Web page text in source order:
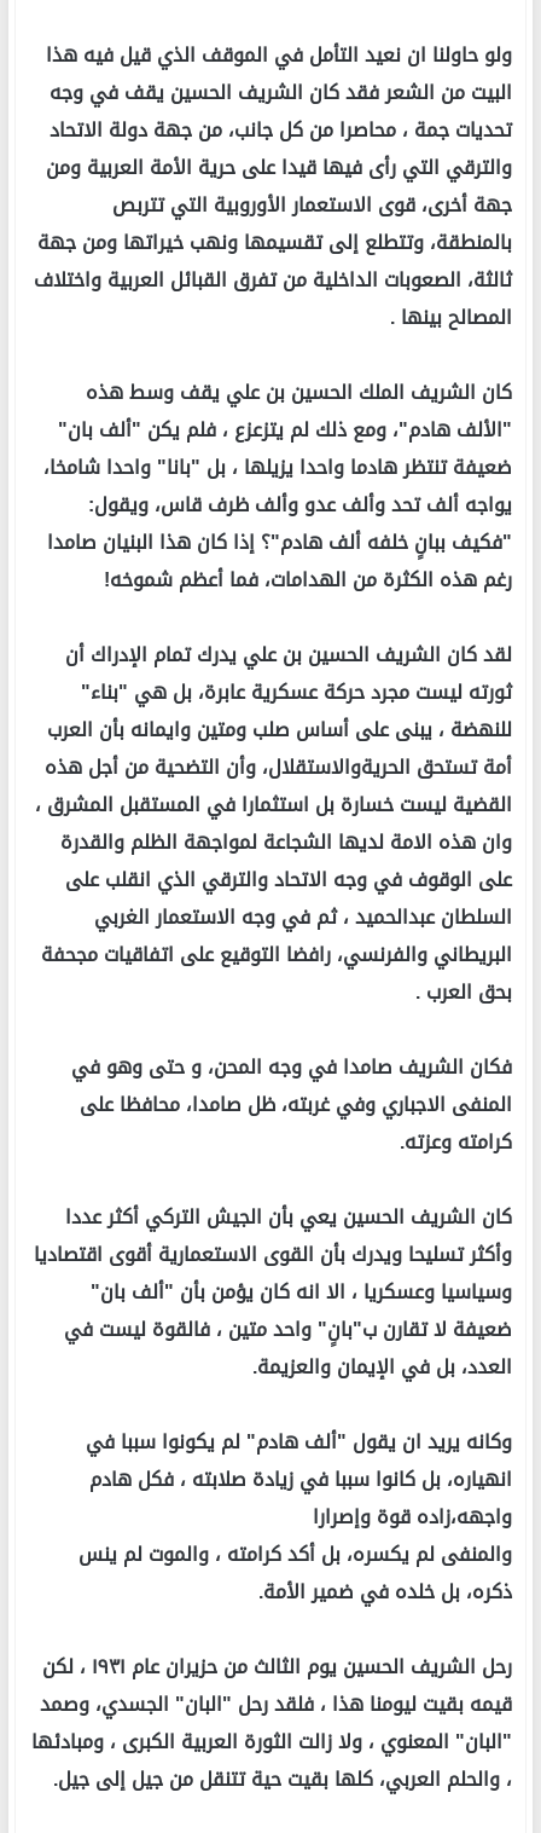
ولو حاولنا ان نعيد التأمل في الموقف الذي قيل فيه هذا
البيت من الشعر فقد كان الشريف الحسين يقف في وجه
تحديات جمة ، محاصرا من كل جانب، من جهة دولة الاتحاد
والترقي التي رأى فيها قيدا على حرية الأمة العربية ومن
جهة أخرى، قوى الاستعمار الأوروبية التي تتربص
بالمنطقة، وتتطلع إلى تقسيمها ونهب خيراتها ومن جهة
ثالثة، الصعوبات الداخلية من تفرق القبائل العربية واختلاف
المصالح بينها .
كان الشريف الملك الحسين بن علي يقف وسط هذه
"الألف هادم"، ومع ذلك لم يتزعزع ، فلم يكن "ألف بان"
ضعيفة تنتظر هادما واحدا يزيلها ، بل "بانا" واحدا شامخا،
يواجه ألف تحد وألف عدو وألف ظرف قاس، ويقول:
"فكيف ببانٍ خلفه ألف هادم"؟ إذا كان هذا البنيان صامدا
رغم هذه الكثرة من الهدامات، فما أعظم شموخه!
لقد كان الشريف الحسين بن علي يدرك تمام الإدراك أن
ثورته ليست مجرد حركة عسكرية عابرة، بل هي "بناء"
للنهضة ، يبنى على أساس صلب ومتين وايمانه بأن العرب
أمة تستحق الحريةوالاستقلال، وأن التضحية من أجل هذه
القضية ليست خسارة بل استثمارا في المستقبل المشرق ،
وان هذه الامة لديها الشجاعة لمواجهة الظلم والقدرة
على الوقوف في وجه الاتحاد والترقي الذي انقلب على
السلطان عبدالحميد ، ثم في وجه الاستعمار الغربي
البريطاني والفرنسي، رافضا التوقيع على اتفاقيات مجحفة
بحق العرب .
فكان الشريف صامدا في وجه المحن، و حتى وهو في
المنفى الاجباري وفي غربته، ظل صامدا، محافظا على
كرامته وعزته.
كان الشريف الحسين يعي بأن الجيش التركي أكثر عددا
وأكثر تسليحا ويدرك بأن القوى الاستعمارية أقوى اقتصاديا
وسياسيا وعسكريا ، الا انه كان يؤمن بأن "ألف بان"
ضعيفة لا تقارن ب"بانٍ" واحد متين ، فالقوة ليست في
العدد، بل في الإيمان والعزيمة.
وكانه يريد ان يقول "ألف هادم" لم يكونوا سببا في
انهياره، بل كانوا سببا في زيادة صلابته ، فكل هادم
واجهه،زاده قوة وإصرارا
والمنفى لم يكسره، بل أكد كرامته ، والموت لم ينس
ذكره، بل خلده في ضمير الأمة.
رحل الشريف الحسين يوم الثالث من حزيران عام ١٩٣١ ، لكن
قيمه بقيت ليومنا هذا ، فلقد رحل "البان" الجسدي، وصمد
"البان" المعنوي ، ولا زالت الثورة العربية الكبرى ، ومبادئها
، والحلم العربي، كلها بقيت حية تتنقل من جيل إلى جيل.